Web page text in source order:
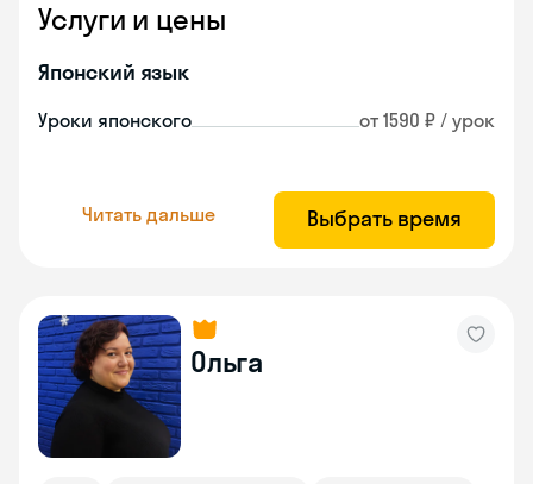
Услуги и цены
Японский язык
Уроки японского от 1590 ₽ / урок
Читать дальше Выбрать время
Ольга